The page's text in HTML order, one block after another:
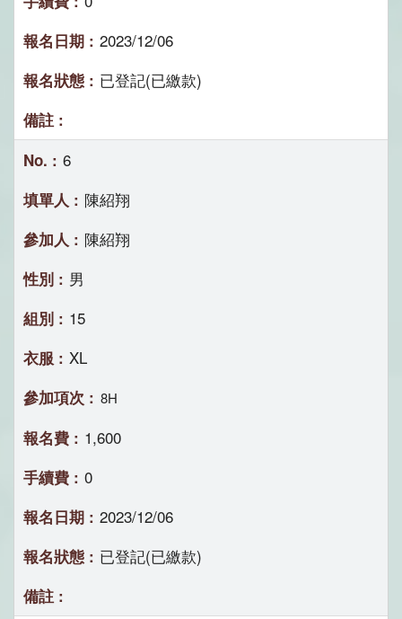
2023/12/06
已登記(已繳款)
6
陳紹翔
陳紹翔
男
15
XL
8H
1,600
0
2023/12/06
已登記(已繳款)